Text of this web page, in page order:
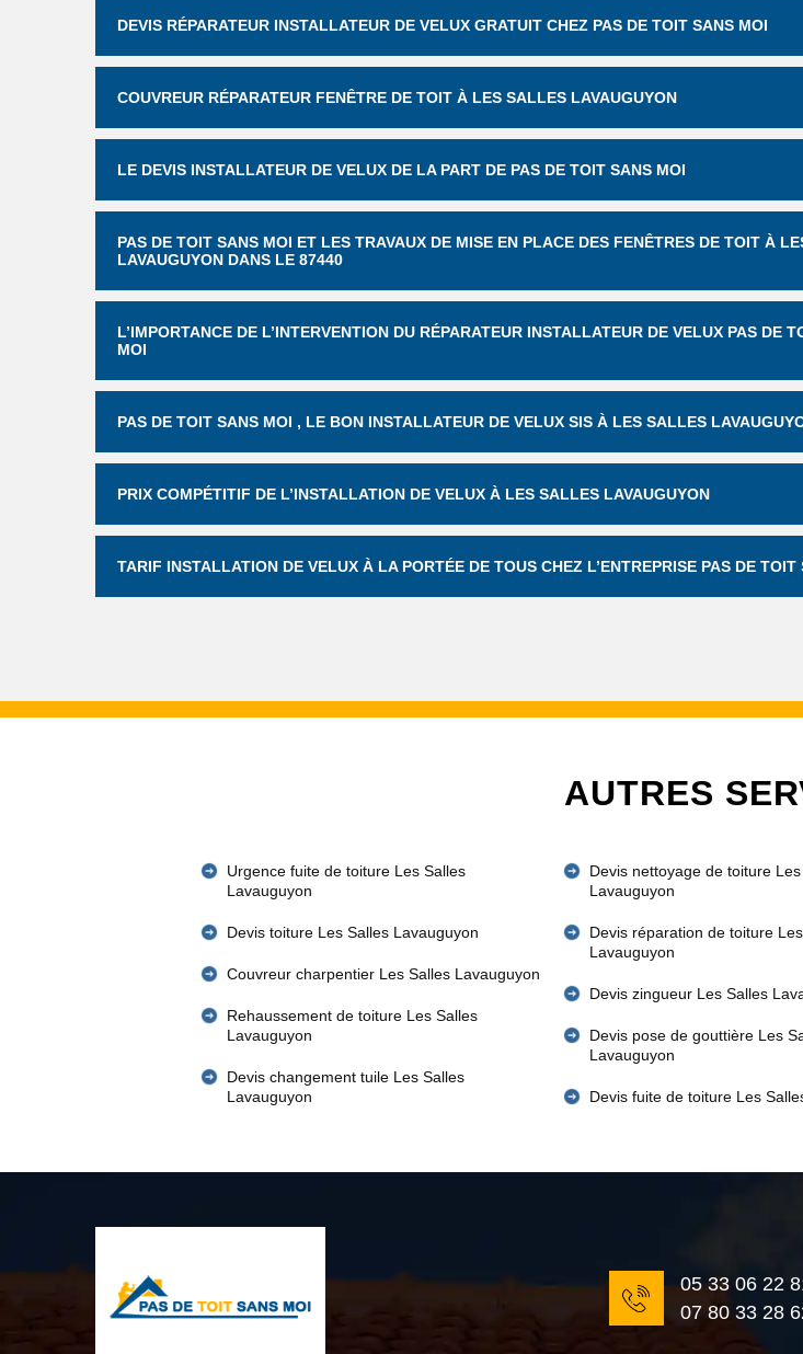
DEVIS RÉPARATEUR INSTALLATEUR DE VELUX GRATUIT CHEZ PAS DE TOIT SANS MOI
COUVREUR RÉPARATEUR FENÊTRE DE TOIT À LES SALLES LAVAUGUYON
LE DEVIS INSTALLATEUR DE VELUX DE LA PART DE PAS DE TOIT SANS MOI
PAS DE TOIT SANS MOI ET LES TRAVAUX DE MISE EN PLACE DES FENÊTRES DE TOIT À
LAVAUGUYON DANS LE 87440
L’IMPORTANCE DE L’INTERVENTION DU RÉPARATEUR INSTALLATEUR DE VELUX PAS DE
MOI
PAS DE TOIT SANS MOI , LE BON INSTALLATEUR DE VELUX SIS À LES SALLES
PRIX COMPÉTITIF DE L’INSTALLATION DE VELUX À LES SALLES LAVAUGUYON
TARIF INSTALLATION DE VELUX À LA PORTÉE DE TOUS CHEZ L’ENTREPRISE PAS DE TOIT
AUTRES
Urgence fuite de toiture Les Salles
Lavauguyon
Devis toiture Les Salles Lavauguyon
Couvreur charpentier Les Salles Lavauguyon
Rehaussement de toiture Les Salles
Lavauguyon
Devis changement tuile Les Salles
Lavauguyon
Devis nettoyage de toiture
Lavauguyon
Devis réparation de toiture
Lavauguyon
Devis zingueur Les Salles
Devis pose de gouttière Les
Lavauguyon
Devis fuite de toiture Les
05 33 06 22
07 80 33 28